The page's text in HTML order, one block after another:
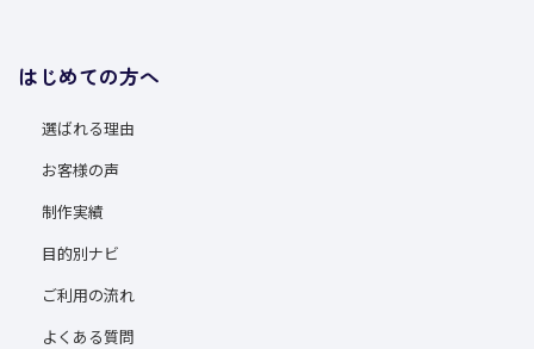
はじめての方へ
選ばれる理由
お客様の声
制作実績
目的別ナビ
ご利用の流れ
よくある質問